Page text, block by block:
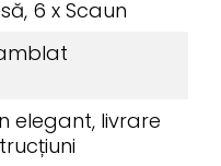
6 x Scaun
elegant, livrare